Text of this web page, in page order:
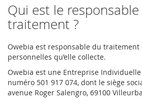
Qui est le
traitement ?
Owebia est responsable du traitement
personnelles qu’elle collecte.
Owebia est une Entreprise
numéro 501 917 074, dont le siège
avenue Roger Salengro, 69100